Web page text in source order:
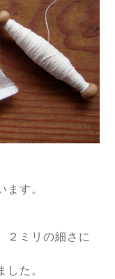
ます。
ミリの細さに
した。